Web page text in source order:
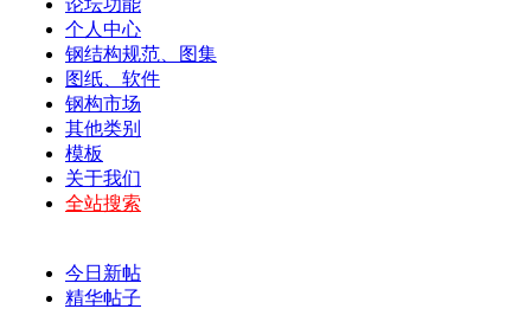
论坛功能
个人中心
钢结构规范、图集
图纸、软件
钢构市场
其他类别
模板
关于我们
全站搜索
今日新帖
精华帖子